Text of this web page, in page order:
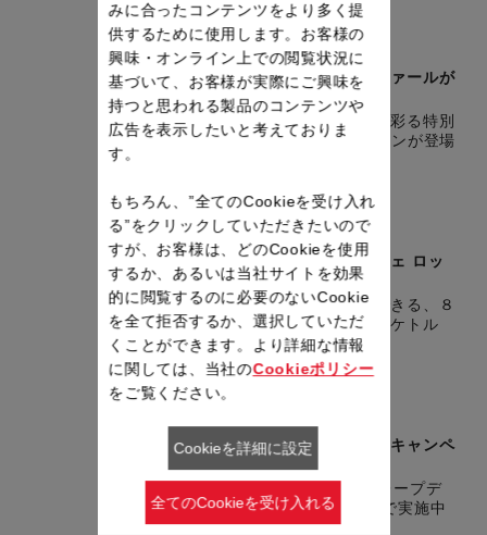
PR情報
2026.01.27
フランス生まれのティファールが
誕生70周年！
アニバーサリーイヤーを彩る特別
セットやSNSキャンペーンが登場
PR情報
2026.01.20
新色ホワイト登場！カフェ ロッ
ク コントロール
プロのようにドリップできる、８
段階の温度コントロールケトル
フレンチ・クレープデーキャンペ
2月2日はフレンチ・クレープデ
ー！公式InstagramとXで実施中
みに合ったコンテンツをより多く提
供するために使用します。お客様の
興味・オンライン上での閲覧状況に
基づいて、お客様が実際にご興味を
持つと思われる製品のコンテンツや
広告を表示したいと考えておりま
す。
もちろん、”全てのCookieを受け入れ
る”をクリックしていただきたいので
すが、お客様は、どのCookieを使用
するか、あるいは当社サイトを効果
的に閲覧するのに必要のないCookie
を全て拒否するか、選択していただ
くことができます。より詳細な情報
に関しては、当社のCookieポリシー
をご覧ください。
Cookieを詳細に設定
全てのCookieを受け入れる